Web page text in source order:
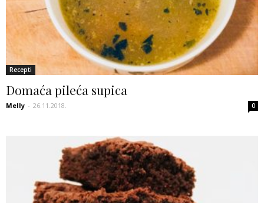
Recepti
Domaća pileća supica
Melly - 26.11.2018. 0